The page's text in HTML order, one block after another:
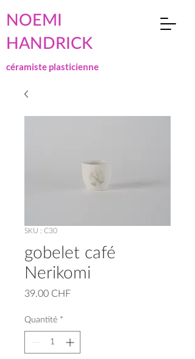
NOEMI
HANDRICK
céramiste plasticienne
SKU : C30
gobelet café
Nerikomi
39.00 CHFPrix
Quantité *